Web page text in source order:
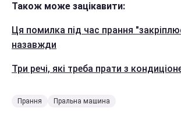
Також може зацікавити:
Ця помилка під час прання
назавжди
Три речі, які треба прати з
Прання Пральна машина